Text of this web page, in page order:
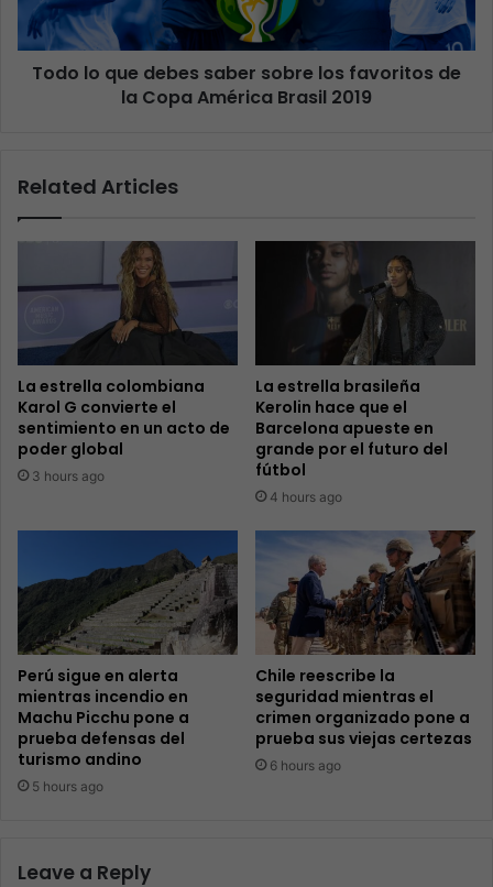
Todo lo que debes saber sobre los favoritos de
la Copa América Brasil 2019
Related Articles
La estrella colombiana
Karol G convierte el
sentimiento en un acto de
poder global
3 hours ago
La estrella brasileña
Kerolin hace que el
Barcelona apueste en
grande por el futuro del
fútbol
4 hours ago
Perú sigue en alerta
mientras incendio en
Machu Picchu pone a
prueba defensas del
turismo andino
5 hours ago
Chile reescribe la
seguridad mientras el
crimen organizado pone a
prueba sus viejas certezas
6 hours ago
Leave a Reply